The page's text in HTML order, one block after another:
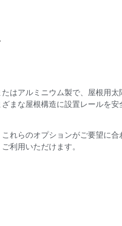
はアルミニウム製で、屋根用太
まな屋根構造に設置レールを安
れらのオプションがご要望に合
利用いただけます。